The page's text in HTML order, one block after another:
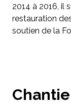
2014 à 2016, il
restauration
soutien de la